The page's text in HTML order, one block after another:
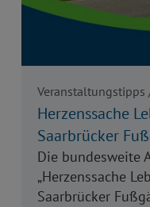
Veranstaltungstipps
Herzenssache
Saarbrücker
Die bundesweite
„Herzenssache
Saarbrücker